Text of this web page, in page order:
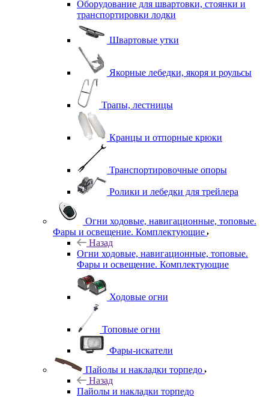
Оборудование для швартовки, стоянки и
транспортировки лодки
Швартовые утки
Якорные лебедки, якоря и роульсы
Трапы, лестницы
Кранцы и отпорные крюки
Транспортировочные опоры
Ролики и лебедки для трейлера
Огни ходовые, навигационные, топовые.
Фары и освещение. Комплектующие
Назад
Огни ходовые, навигационные, топовые.
Фары и освещение. Комплектующие
Ходовые огни
Топовые огни
Фары-искатели
Пайолы и накладки торпедо
Назад
Пайолы и накладки торпедо